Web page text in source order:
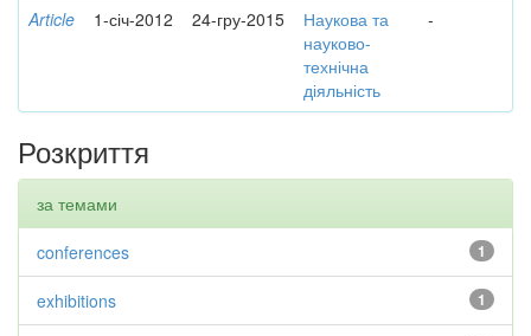
Article 1-січ-2012 24-гру-2015
Наукова та
науково-
технічна
діяльність
-
Розкриття
за темами
1
conferences
1
exhibitions